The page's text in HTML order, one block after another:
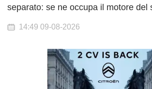
separato: se ne occupa il motore del
14:49 09-08-2026